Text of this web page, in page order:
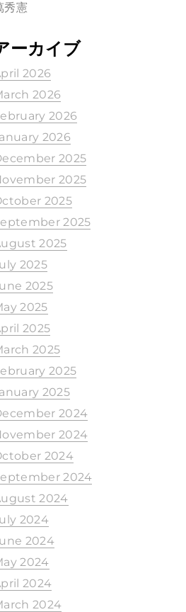
秀憲
ーカイブ
2026
2026
2026
2026
2025
2025
2025
2025
2025
2025
2025
2025
2025
2025
2025
2025
2024
2024
2024
2024
2024
2024
2024
2024
2024
2024